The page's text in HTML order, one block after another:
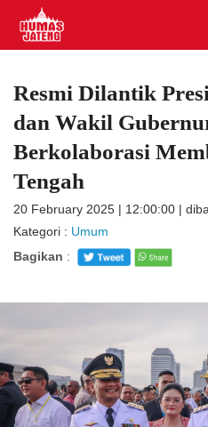
Resmi Dilantik
dan Wakil
Berkolaborasi
Tengah
20 February 2025 | 12:00:00 |
Kategori : Umum
Bagikan :